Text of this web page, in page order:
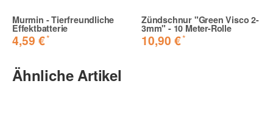
Murmin - Tierfreundliche
Effektbatterie
4,59 €*
Zündschnur "Green Visco 2-
3mm" - 10 Meter-Rolle
10,90 €*
Ähnliche Artikel